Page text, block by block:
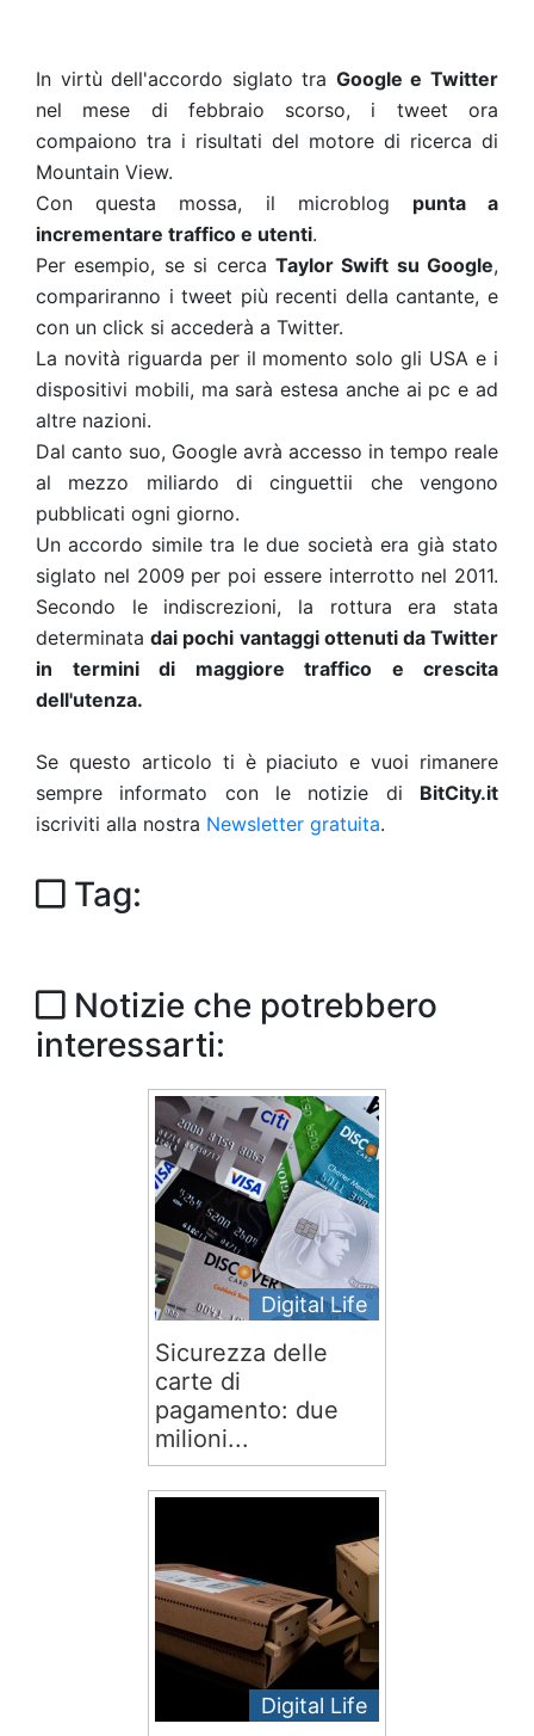
In virtù dell'accordo siglato tra Google e Twitter
nel mese di febbraio scorso, i tweet ora
compaiono tra i risultati del motore di ricerca di
Mountain View.
Con questa mossa, il microblog punta a
incrementare traffico e utenti.
Per esempio, se si cerca Taylor Swift su Google,
compariranno i tweet più recenti della cantante, e
con un click si accederà a Twitter.
La novità riguarda per il momento solo gli USA e i
dispositivi mobili, ma sarà estesa anche ai pc e ad
altre nazioni.
Dal canto suo, Google avrà accesso in tempo reale
al mezzo miliardo di cinguettii che vengono
pubblicati ogni giorno.
Un accordo similetra le due società era già stato
siglato nel 2009 per poi essere interrotto nel 2011.
Secondo le indiscrezioni, la rottura era stata
determinatadai pochi vantaggi ottenuti da Twitter
in termini di maggiore traffico e crescita
dell'utenza.
Se questo articolo ti è piaciuto e vuoi rimanere
sempre informato con le notizie di BitCity.it
iscriviti alla nostra Newsletter gratuita.
Tag:
Notizie che potrebbero
interessarti:
Digital Life
Sicurezza delle
carte di
pagamento: due
milioni...
Digital Life